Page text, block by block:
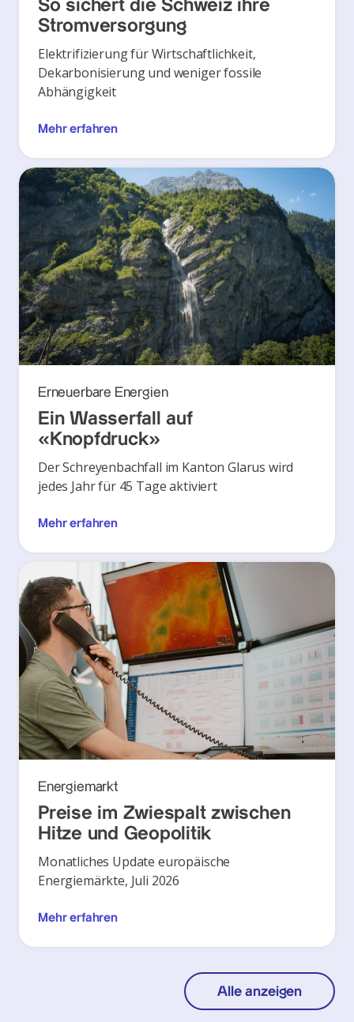
So sichert die Schweiz ihre
Stromversorgung
Elektrifizierung für Wirtschaftlichkeit,
Dekarbonisierung und weniger fossile
Abhängigkeit
Mehr erfahren
Erneuerbare Energien
Ein Wasserfall auf
«Knopfdruck»
Der Schreyenbachfall im Kanton Glarus wird
jedes Jahr für 45 Tage aktiviert
Mehr erfahren
Energiemarkt
Preise im Zwiespalt zwischen
Hitze und Geopolitik
Monatliches Update europäische
Energiemärkte, Juli 2026
Mehr erfahren
Alle anzeigen